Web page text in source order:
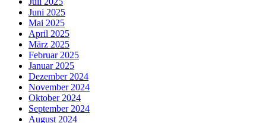
Juni 2025
Mai 2025
April 2025
März 2025
Februar 2025
Januar 2025
Dezember 2024
November 2024
Oktober 2024
September 2024
August 2024